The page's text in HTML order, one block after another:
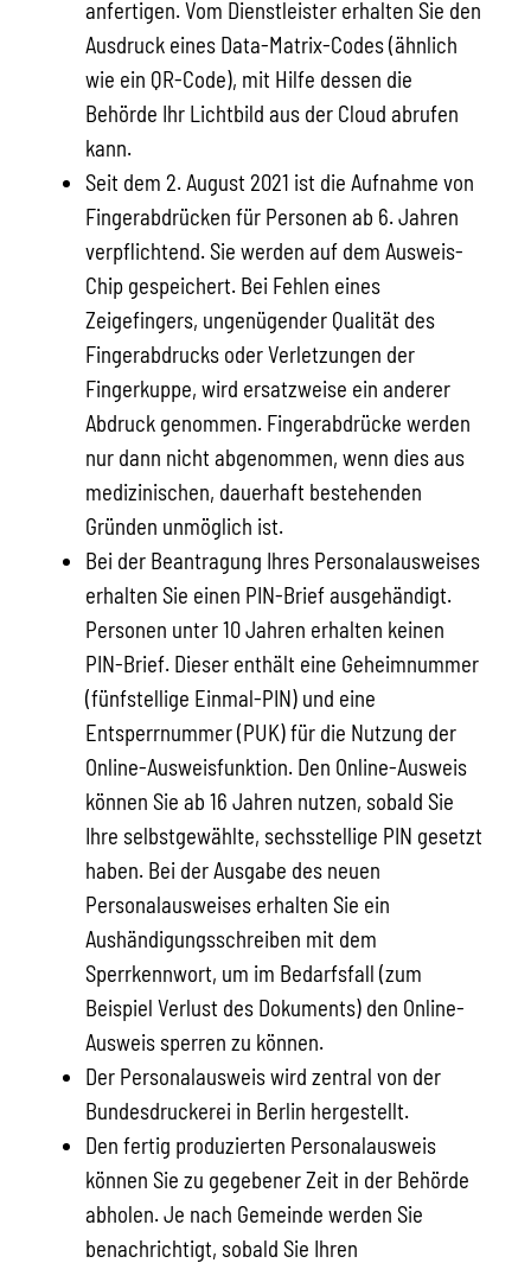
anfertigen. Vom Dienstleister erhalten Sie den
Ausdruck eines Data-Matrix-Codes (ähnlich
wie ein QR-Code), mit Hilfe dessen die
Behörde Ihr Lichtbild aus der Cloud abrufen
kann.
Seit dem 2. August 2021 ist die Aufnahme von
Fingerabdrücken für Personen ab 6. Jahren
verpflichtend. Sie werden auf dem Ausweis-
Chip gespeichert. Bei Fehlen eines
Zeigefingers, ungenügender Qualität des
Fingerabdrucks oder Verletzungen der
Fingerkuppe, wird ersatzweise ein anderer
Abdruck genommen. Fingerabdrücke werden
nur dann nicht abgenommen, wenn dies aus
medizinischen, dauerhaft bestehenden
Gründen unmöglich ist.
Bei der Beantragung Ihres Personalausweises
erhalten Sie einen PIN-Briefausgehändigt.
Personen unter 10 Jahren erhalten keinen
PIN-Brief. Dieser enthält eine Geheimnummer
(fünfstellige Einmal-PIN) und eine
Entsperrnummer (PUK)für die Nutzung der
Online-Ausweisfunktion. Den Online-Ausweis
können Sie ab 16 Jahren nutzen, sobald Sie
Ihre selbstgewählte, sechsstellige PIN gesetzt
haben. Bei der Ausgabe des neuen
Personalausweises erhalten Sie ein
Aushändigungsschreiben mit dem
Sperrkennwort, um im Bedarfsfall (zum
Beispiel Verlust des Dokuments) den Online-
Ausweis sperren zu können.
Der Personalausweis wird zentral von der
Bundesdruckerei in Berlin hergestellt.
Den fertig produzierten Personalausweis
können Sie zu gegebener Zeit in der Behörde
abholen.Je nach Gemeinde werden Sie
benachrichtigt, sobald Sie Ihren